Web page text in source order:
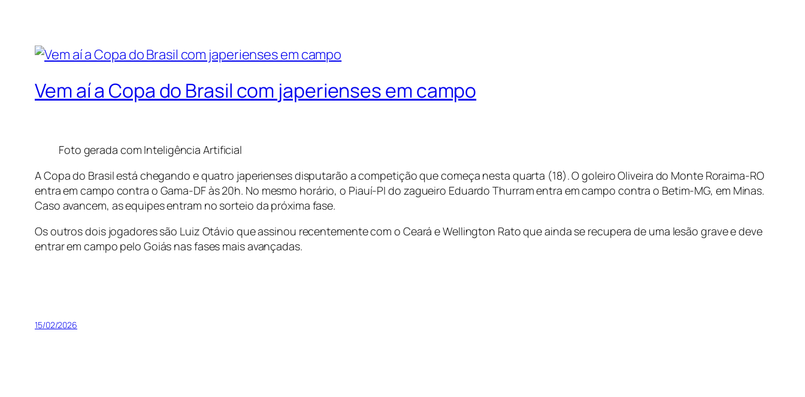
Vem aí a Copa do Brasil com japerienses em campo
Foto gerada com Inteligência Artificial
A Copa do Brasil está chegando e quatro japerienses disputarão a competição que começa nesta quarta (18). O goleiro Oliveira do Monte Roraima-RO
entra em campo contra o Gama-DF às 20h. No mesmo horário, o Piauí-PI do zagueiro Eduardo Thurram entra em campo contra o Betim-MG, em Minas.
Caso avancem, as equipes entram no sorteio da próxima fase.
Os outros dois jogadores são Luiz Otávio que assinou recentemente com o Ceará e Wellington Rato que ainda se recupera de uma lesão grave e deve
entrar em campo pelo Goiás nas fases mais avançadas.
15/02/2026